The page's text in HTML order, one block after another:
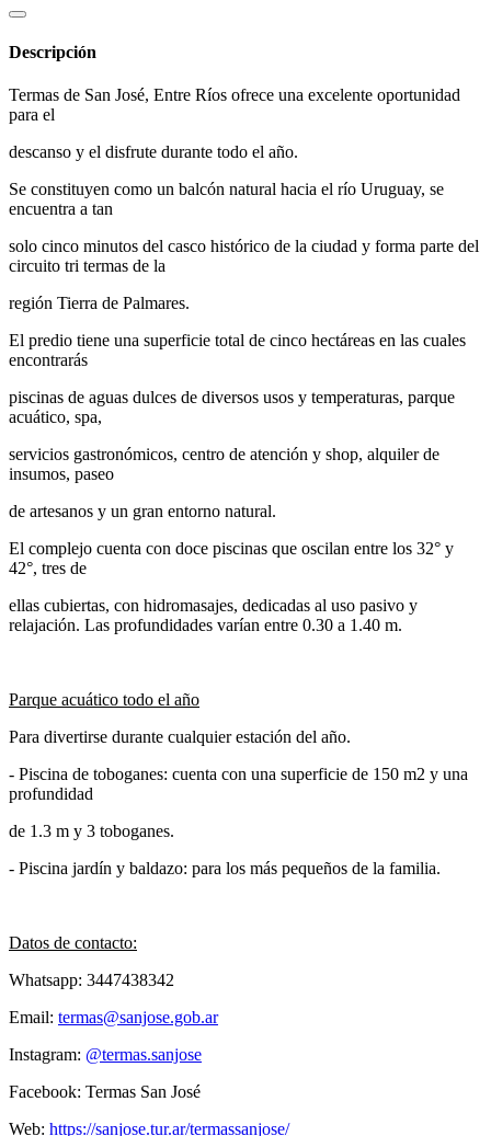
Descripción
Termas de San José, Entre Ríos ofrece una excelente oportunidad
para el
descanso y el disfrute durante todo el año.
Se constituyen como un balcón natural hacia el río Uruguay, se
encuentra a tan
solo cinco minutos del casco histórico de la ciudad y forma parte del
circuito tri termas de la
región Tierra de Palmares.
El predio tiene una superficie total de cinco hectáreas en las cuales
encontrarás
piscinas de aguas dulces de diversos usos y temperaturas, parque
acuático, spa,
servicios gastronómicos, centro de atención y shop, alquiler de
insumos, paseo
de artesanos y un gran entorno natural.
El complejo cuenta con doce piscinas que oscilan entre los 32° y
42°, tres de
ellas cubiertas, con hidromasajes, dedicadas al uso pasivo y
relajación. Las profundidades varían entre 0.30 a 1.40 m.
Parque acuático todo el año
Para divertirse durante cualquier estación del año.
- Piscina de toboganes: cuenta con una superficie de 150 m2 y una
profundidad
de 1.3 m y 3 toboganes.
- Piscina jardín y baldazo: para los más pequeños de la familia.
Datos de contacto:
Whatsapp: 3447438342
Email: termas@sanjose.gob.ar
Instagram: @termas.sanjose
Facebook: Termas San José
Web: https://sanjose.tur.ar/termassanjose/